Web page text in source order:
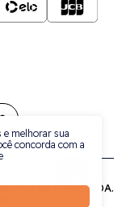
e melhorar sua
concorda com a
de Joias LTDA.